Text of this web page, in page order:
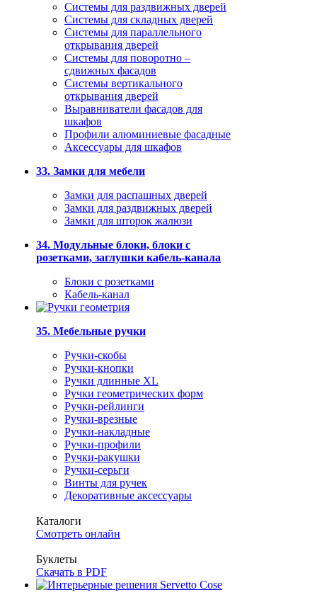
Системы для раздвижных дверей
Системы для складных дверей
Системы для параллельного
открывания дверей
Системы для поворотно –
сдвижных фасадов
Системы вертикального
открывания дверей
Выравниватели фасадов для
шкафов
Профили алюминиевые фасадные
Аксессуары для шкафов
33. Замки для мебели
Замки для распашных дверей
Замки для раздвижных дверей
Замки для шторок жалюзи
34. Модульные блоки, блоки с
розетками, заглушки кабель-канала
Блоки с розетками
Кабель-канал
35. Мебельные ручки
Ручки-скобы
Ручки-кнопки
Ручки длинные XL
Ручки геометрических форм
Ручки-рейлинги
Ручки-врезные
Ручки-накладные
Ручки-профили
Ручки-ракушки
Ручки-серьги
Винты для ручек
Декоративные аксессуары
Каталоги
Смотреть онлайн
Буклеты
Скачать в PDF